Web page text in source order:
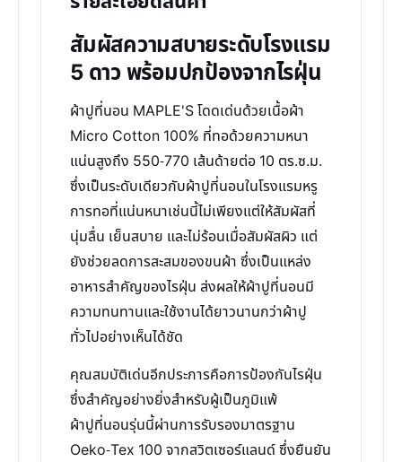
สัมผัสความสบายระดับโรงแรม
5 ดาว พร้อมปกป้องจากไรฝุ่น
ผ้าปูที่นอน MAPLE'S โดดเด่นด้วยเนื้อผ้า
Micro Cotton 100% ที่ทอด้วยความหนา
แน่นสูงถึง 550-770 เส้นด้ายต่อ 10 ตร.ซ.ม.
ซึ่งเป็นระดับเดียวกับผ้าปูที่นอนในโรงแรมหรู
การทอที่แน่นหนาเช่นนี้ไม่เพียงแต่ให้สัมผัสที่
นุ่มลื่น เย็นสบาย และไม่ร้อนเมื่อสัมผัสผิว แต่
ยังช่วยลดการสะสมของขนผ้า ซึ่งเป็นแหล่ง
อาหารสำคัญของไรฝุ่น ส่งผลให้ผ้าปูที่นอนมี
ความทนทานและใช้งานได้ยาวนานกว่าผ้าปู
ทั่วไปอย่างเห็นได้ชัด
คุณสมบัติเด่นอีกประการคือการป้องกันไรฝุ่น
ซึ่งสำคัญอย่างยิ่งสำหรับผู้เป็นภูมิแพ้
ผ้าปูที่นอนรุ่นนี้ผ่านการรับรองมาตรฐาน
Oeko-Tex 100 จากสวิตเซอร์แลนด์ ซึ่งยืนยัน